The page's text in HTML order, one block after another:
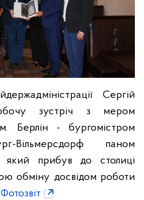
Сергій
зустріч з мером
Берлін - бургомістром
Вільмерсдорф паном
який прибув до столиці
обміну досвідом роботи
Фотозвіт